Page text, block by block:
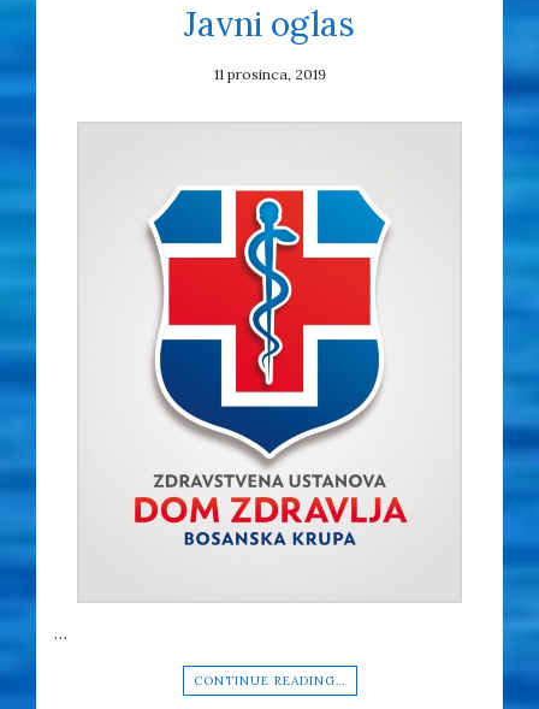
Javni oglas
11 prosinca, 2019
…
CONTINUE READING…